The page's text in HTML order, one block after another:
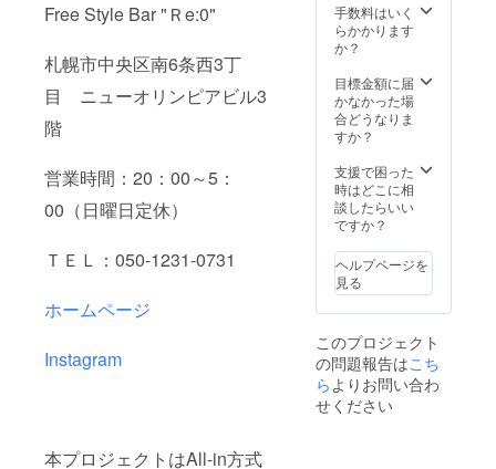
Free Style Bar "Ｒe:0"
札幌市中央区南6条西3丁
目 ニューオリンピアビル3
階
営業時間：20：00～5：
00（日曜日定休）
ＴＥＬ：050‐1231‐0731
ホームページ
Instagram
本プロジェクトはAll-in方式
手数料はいく
らかかります
か？
目標金額に届
かなかった場
合どうなりま
すか？
支援で困った
時はどこに相
談したらいい
ですか？
ヘルプページを
見る
このプロジェクト
の問題報告はこち
らよりお問い合わ
せください